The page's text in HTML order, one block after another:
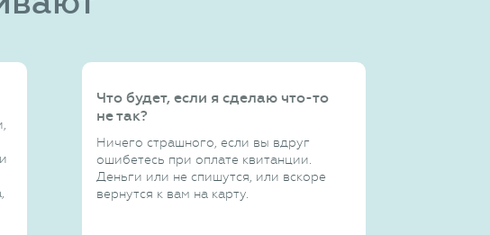
Что будет, если я сделаю что-то
не так?
Ничего страшного, если вы вдруг
ошибетесь при оплате квитанции.
Деньги или не спишутся, или вскоре
вернутся к вам на карту.